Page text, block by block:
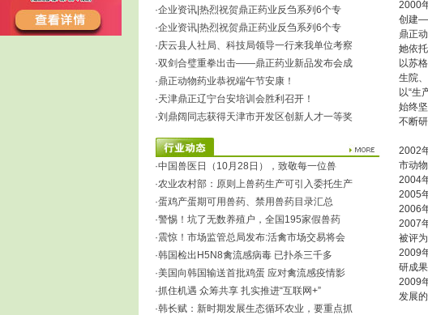
·企业资讯|热烈祝贺鼎正药业反刍系列6个专
·企业资讯|热烈祝贺鼎正药业反刍系列6个专
·庆云县人社局、科技局领导一行来我单位考察
·双剑合璧重拳出击——鼎正药业新品发布会成
·鼎正动物药业恭祝端午节安康！
·天津鼎正辽宁台安培训会胜利召开！
·刘鼎阔同志获得天津市开发区创新人才一等奖
·中国兽医日（10月28日），致敬每一位兽
·农业农村部：原则上兽药生产可引入委托生产
·蛋鸡产蛋期可用兽药、禁用兽药目录汇总
·警惕！坑了无数养殖户，全国195家假兽药
·震惊！市场监管总局发布:活禽市场交易将会
·韩国检出H5N8禽流感病毒 已扑杀三千多
·美国向韩国输送首批鸡蛋 应对禽流感疫情影
·抓住机遇 众筹共享 扎实推进“互联网+”
·韩长赋：新时期发展生态循环农业，要重点抓
2000
创建
鼎正
她依
以苏
生院
以“生
始终
不断
2002
市动
2004
2005
2006
2007
被评
2009
研成
2009
发展